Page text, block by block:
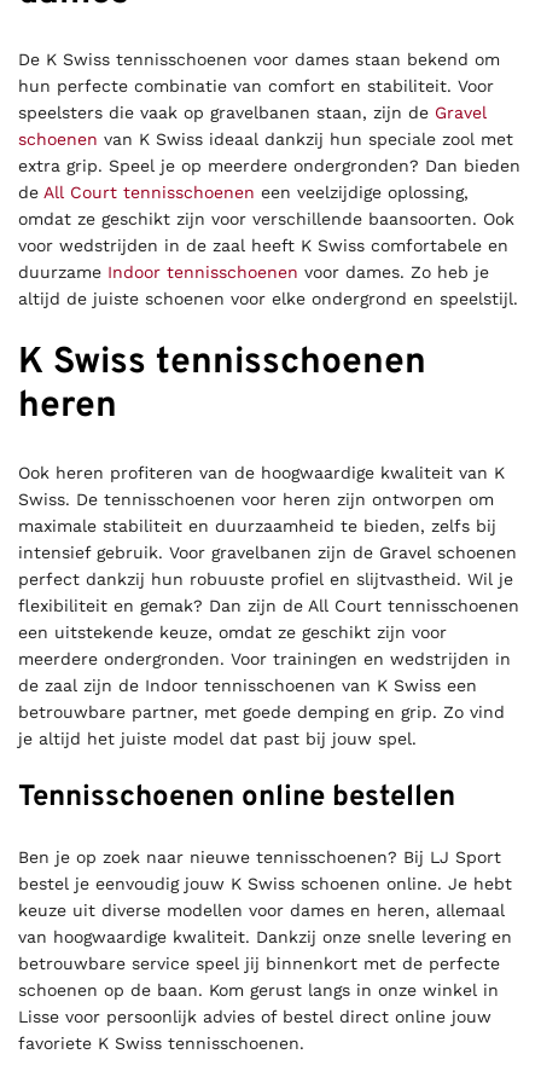
De K Swiss tennisschoenen voor dames staan bekend om
hun perfecte combinatie van comfort en stabiliteit. Voor
speelsters die vaak op gravelbanen staan, zijn de Gravel
schoenen van K Swiss ideaal dankzij hun speciale zool met
extra grip. Speel je op meerdere ondergronden? Dan bieden
de All Court tennisschoenen een veelzijdige oplossing,
omdat ze geschikt zijn voor verschillende baansoorten. Ook
voor wedstrijden in de zaal heeft K Swiss comfortabele en
duurzame Indoor tennisschoenen voor dames. Zo heb je
altijd de juiste schoenen voor elke ondergrond en speelstijl.
K Swiss tennisschoenen
heren
Ook heren profiteren van de hoogwaardige kwaliteit van K
Swiss. De tennisschoenen voor heren zijn ontworpen om
maximale stabiliteit en duurzaamheid te bieden, zelfs bij
intensief gebruik. Voor gravelbanen zijn de Gravel schoenen
perfect dankzij hun robuuste profiel en slijtvastheid. Wil je
flexibiliteit en gemak? Dan zijn de All Court tennisschoenen
een uitstekende keuze, omdat ze geschikt zijn voor
meerdere ondergronden. Voor trainingen en wedstrijden in
de zaal zijn de Indoor tennisschoenen van K Swiss een
betrouwbare partner, met goede demping en grip. Zo vind
je altijd het juiste model dat past bij jouw spel.
Tennisschoenen online bestellen
Ben je op zoek naar nieuwe tennisschoenen? Bij LJ Sport
bestel je eenvoudig jouw K Swiss schoenen online. Je hebt
keuze uit diverse modellen voor dames en heren, allemaal
van hoogwaardige kwaliteit. Dankzij onze snelle levering en
betrouwbare service speel jij binnenkort met de perfecte
schoenen op de baan. Kom gerust langs in onze winkel in
Lisse voor persoonlijk advies of bestel direct online jouw
favoriete K Swiss tennisschoenen.